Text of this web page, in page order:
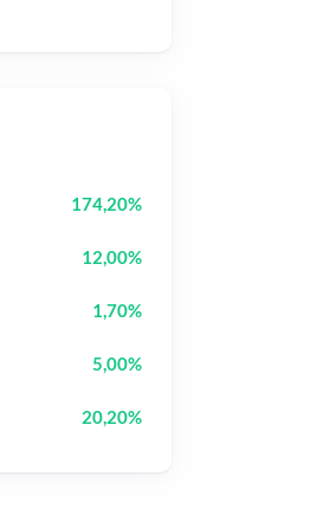
174,20%
12,00%
1,70%
5,00%
20,20%